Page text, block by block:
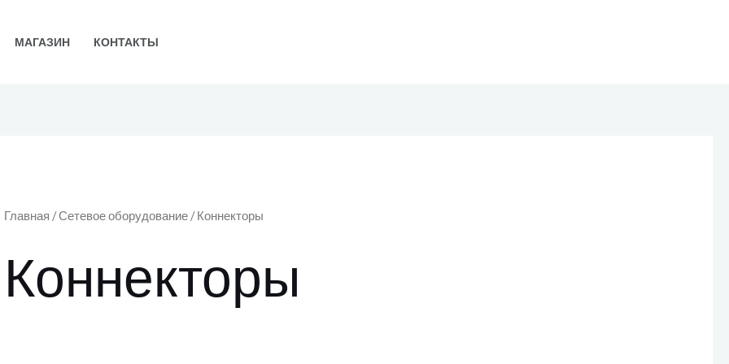
МАГАЗИН КОНТАКТЫ
Главная /Сетевое оборудование/ Коннекторы
Коннекторы